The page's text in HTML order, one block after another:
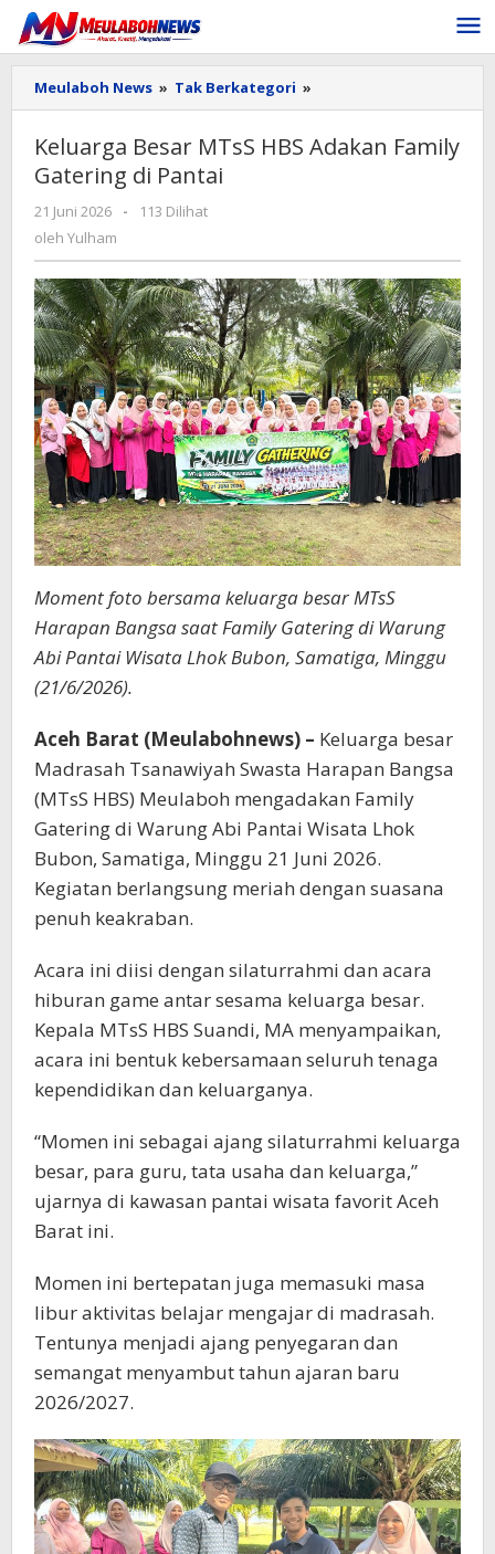
Lewati
konten
Meulaboh News » Tak Berkategori »
Besar
HBS
Keluarga Besar MTsS HBS Adakan Family
Gatering di Pantai
21 Juni 2026
oleh
-
113 Dilihat
oleh Yulham
Moment foto bersama keluarga besar MTsS
Harapan Bangsa saat Family Gatering di Warung
Abi Pantai Wisata Lhok Bubon, Samatiga, Minggu
(21/6/2026).
Aceh Barat (Meulabohnews) – Keluarga besar
Madrasah Tsanawiyah Swasta Harapan Bangsa
(MTsS HBS) Meulaboh mengadakan Family
Gatering di Warung Abi Pantai Wisata Lhok
Bubon, Samatiga, Minggu 21 Juni 2026.
Kegiatan berlangsung meriah dengan suasana
penuh keakraban.
Acara ini diisi dengan silaturrahmi dan acara
hiburan game antar sesama keluarga besar.
Kepala MTsS HBS Suandi, MA menyampaikan,
acara ini bentuk kebersamaan seluruh tenaga
kependidikan dan keluarganya.
“Momen ini sebagai ajang silaturrahmi keluarga
besar, para guru, tata usaha dan keluarga,”
ujarnya di kawasan pantai wisata favorit Aceh
Barat ini.
Momen ini bertepatan juga memasuki masa
libur aktivitas belajar mengajar di madrasah.
Tentunya menjadi ajang penyegaran dan
semangat menyambut tahun ajaran baru
2026/2027.